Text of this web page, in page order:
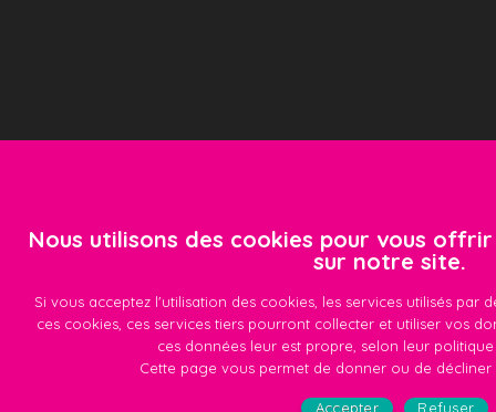
Nous utilisons des cookies pour vous
sur notre site.
Si vous acceptez l'utilisation des cookies, les services utilisés par
ces cookies, ces services tiers pourront collecter et utiliser vos
ces données leur est propre, selon leur
Cette page vous permet de donner ou de
Accepter Refuser